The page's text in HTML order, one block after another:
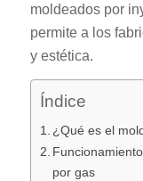
moldeados por
permite a los
y estética.
Índice
¿Qué es el
por gas